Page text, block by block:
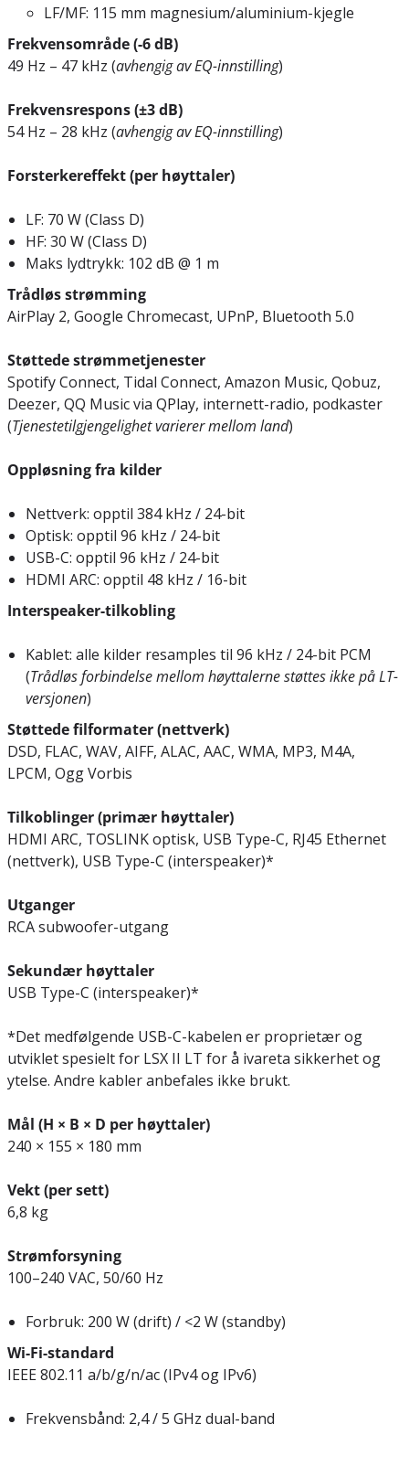
LF/MF: 115 mm magnesium/aluminium-kjegle
Frekvensområde (-6 dB)
49 Hz – 47 kHz (avhengig av EQ-innstilling)
Frekvensrespons (±3 dB)
54 Hz – 28 kHz (avhengig av EQ-innstilling)
Forsterkereffekt (per høyttaler)
LF: 70 W (Class D)
HF: 30 W (Class D)
Maks lydtrykk: 102 dB @ 1 m
Trådløs strømming
AirPlay 2, Google Chromecast, UPnP, Bluetooth 5.0
Støttede strømmetjenester
Spotify Connect, Tidal Connect, Amazon Music, Qobuz,
Deezer, QQ Music via QPlay, internett-radio, podkaster
(Tjenestetilgjengelighet varierer mellom land)
Oppløsning fra kilder
Nettverk: opptil 384 kHz / 24-bit
Optisk: opptil 96 kHz / 24-bit
USB-C: opptil 96 kHz / 24-bit
HDMI ARC: opptil 48 kHz / 16-bit
Interspeaker-tilkobling
Kablet: alle kilder resamples til 96 kHz / 24-bit PCM
(Trådløs forbindelse mellom høyttalerne støttes ikke på LT-
versjonen)
Støttede filformater (nettverk)
DSD, FLAC, WAV, AIFF, ALAC, AAC, WMA, MP3, M4A,
LPCM, Ogg Vorbis
Tilkoblinger (primær høyttaler)
HDMI ARC, TOSLINK optisk, USB Type-C, RJ45 Ethernet
(nettverk), USB Type-C (interspeaker)*
Utganger
RCA subwoofer-utgang
Sekundær høyttaler
USB Type-C (interspeaker)*
*Det medfølgende USB-C-kabelen er proprietær og
utviklet spesielt for LSX II LT for å ivareta sikkerhet og
ytelse. Andre kabler anbefales ikke brukt.
Mål (H × B × D per høyttaler)
240 × 155 × 180 mm
Vekt (per sett)
6,8 kg
Strømforsyning
100–240 VAC, 50/60 Hz
Forbruk: 200 W (drift) / <2 W (standby)
Wi-Fi-standard
IEEE 802.11 a/b/g/n/ac (IPv4 og IPv6)
Frekvensbånd: 2,4 / 5 GHz dual-band